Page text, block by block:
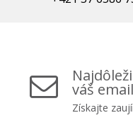
váš email
Získajte